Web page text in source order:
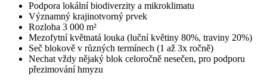
Podpora lokální biodiverzity a mikroklimatu
Významný krajinotvorný prvek
Rozloha 3 000 m²
Mezofytní květnatá louka (luční květiny 80%, traviny 20%)
Seč blokově v různých termínech (1 až 3x ročně)
Nechat vždy nějaký blok celoročně nesečen, pro podporu
přezimování hmyzu